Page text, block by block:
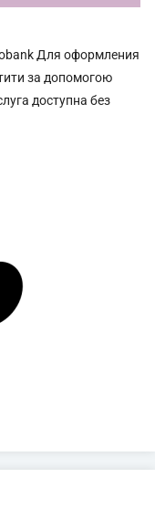
Для оформления
за допомогою
доступна без